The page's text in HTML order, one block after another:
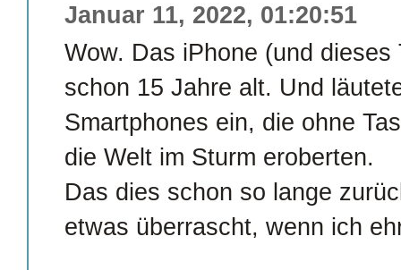
Januar 11, 2022, 01:20:51
Wow. Das iPhone (und
schon 15 Jahre alt. Und
Smartphones ein, die ohne
die Welt im Sturm eroberten.
Das dies schon so lange
etwas überrascht, wenn ich